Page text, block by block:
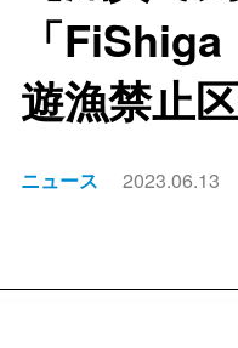
「
遊漁禁止
ニュース 2023.06.13